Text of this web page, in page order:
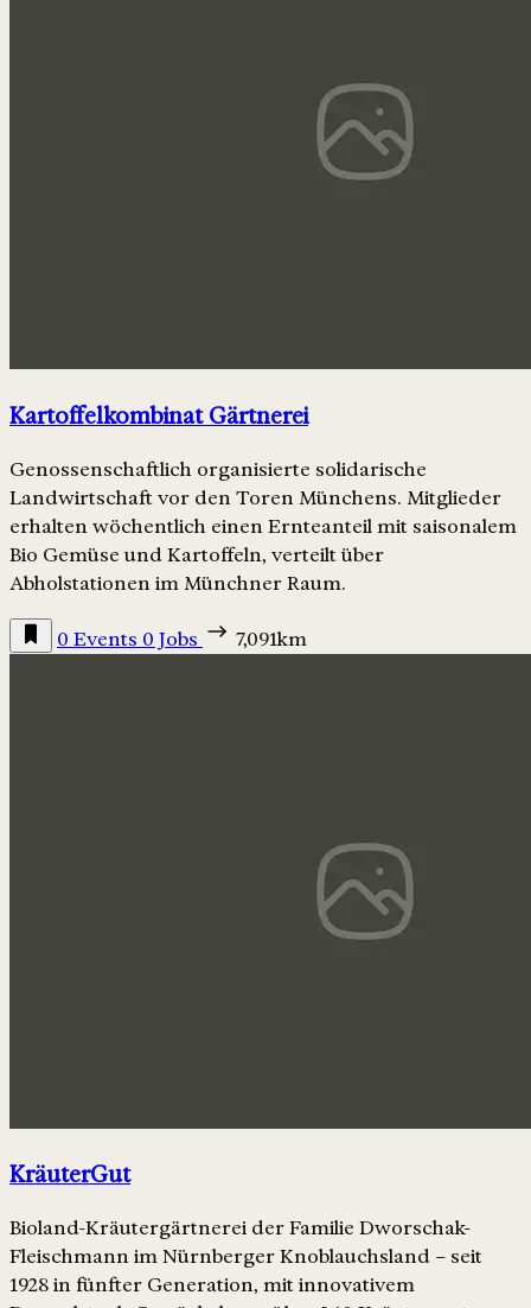
Kartoffelkombinat Gärtnerei
Genossenschaftlich organisierte solidarische
Landwirtschaft vor den Toren Münchens. Mitglieder
erhalten wöchentlich einen Ernteanteil mit saisonalem
Bio Gemüse und Kartoffeln, verteilt über
Abholstationen im Münchner Raum.
0 Events 0 Jobs 7,091km
KräuterGut
Bioland-Kräutergärtnerei der Familie Dworschak-
Fleischmann im Nürnberger Knoblauchsland – seit
1928 in fünfter Generation, mit innovativem